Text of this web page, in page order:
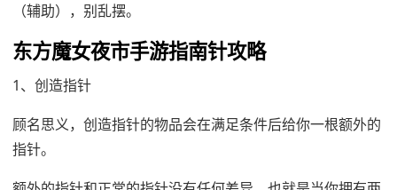
（辅助），别乱摆。
东方魔女夜市手游指南针攻略
1、创造指针
顾名思义，创造指针的物品会在满足条件后给你一根额外的
指针。